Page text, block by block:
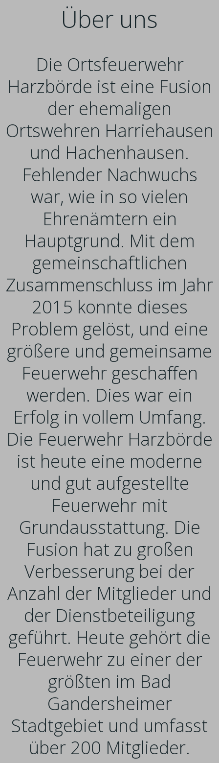
Über uns
Die Ortsfeuerwehr
Harzbörde ist eine Fusion
der ehemaligen
Ortswehren Harriehausen
und Hachenhausen.
Fehlender Nachwuchs
war, wie in so vielen
Ehrenämtern ein
Hauptgrund. Mit dem
gemeinschaftlichen
Zusammenschluss im Jahr
2015 konnte dieses
Problem gelöst, und eine
größere und gemeinsame
Feuerwehr geschaffen
werden. Dies war ein
Erfolg in vollem Umfang.
Die Feuerwehr Harzbörde
ist heute eine moderne
und gut aufgestellte
Feuerwehr mit
Grundausstattung. Die
Fusion hat zu großen
Verbesserung bei der
Anzahl der Mitglieder und
der Dienstbeteiligung
geführt. Heute gehört die
Feuerwehr zu einer der
größten im Bad
Gandersheimer
Stadtgebiet und umfasst
über 200 Mitglieder.